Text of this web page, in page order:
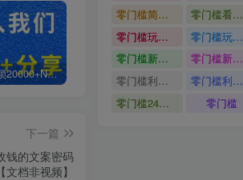
白菜价解锁20000+N个赚钱机会，加入轻创终点站会员，全站资源免费学习。
下一篇
钱的文案密码
文档非视频】
零门槛简单易上手
零门槛看完就能上手只需一部手机轻松日收30
零门槛玩转伙伴计划与精选独家单日稳定收益1k
零门槛玩转伙伴计划与精选独家
零门槛新手快速入门闲鱼电商日赚百元新手必看教程
零门槛新手快速入门闲鱼电商日赚百元
零门槛利用AI只需几分钟轻松做出带货短视频
零门槛利用AI
零门槛24小时无人值守被动创收项目
零门槛